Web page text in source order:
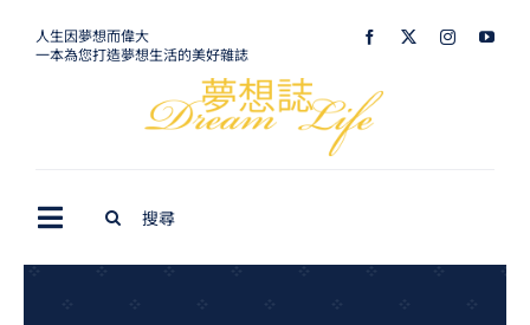
人生因夢想而偉大
一本為您打造夢想生活的美好雜誌
Toggle
Navigation